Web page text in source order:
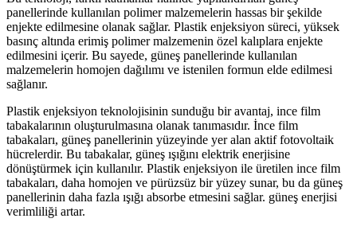
panellerinde kullanılan polimer malzemelerin hassas bir şekilde
enjekte edilmesine olanak sağlar. Plastik enjeksiyon süreci, yüksek
basınç altında erimiş polimer malzemenin özel kalıplara enjekte
edilmesini içerir. Bu sayede, güneş panellerinde kullanılan
malzemelerin homojen dağılımı ve istenilen formun elde edilmesi
sağlanır.
Plastik enjeksiyon teknolojisinin sunduğu bir avantaj, ince film
tabakalarının oluşturulmasına olanak tanımasıdır. İnce film
tabakaları, güneş panellerinin yüzeyinde yer alan aktif fotovoltaik
hücrelerdir. Bu tabakalar, güneş ışığını elektrik enerjisine
dönüştürmek için kullanılır. Plastik enjeksiyon ile üretilen ince film
tabakaları, daha homojen ve pürüzsüz bir yüzey sunar, bu da güneş
panellerinin daha fazla ışığı absorbe etmesini sağlar. güneş enerjisi
verimliliği artar.